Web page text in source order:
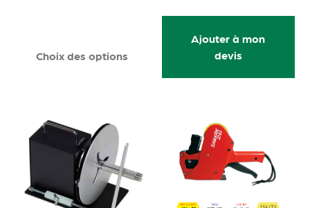
Choix des options
Ajouter à mon
devis